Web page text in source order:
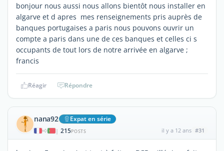
bonjour nous aussi nous allons bientôt nous installer en
algarve et d apres mes renseignements pris auprès de
banques portugaises a paris nous pouvons ouvrir un
compte a paris dans une de ces banques et celles ci s
occupants de tout lors de notre arrivée en algarve ;
francis
Réagir Répondre
nana92 Expat en série
| 215POSTS il y a 12 ans #31